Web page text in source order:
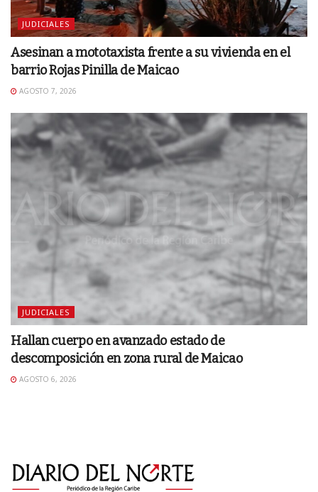
JUDICIALES
Asesinan a mototaxista frente a su vivienda en el
barrio Rojas Pinilla de Maicao
AGOSTO 7, 2026
JUDICIALES
Hallan cuerpo en avanzado estado de
descomposición en zona rural de Maicao
AGOSTO 6, 2026